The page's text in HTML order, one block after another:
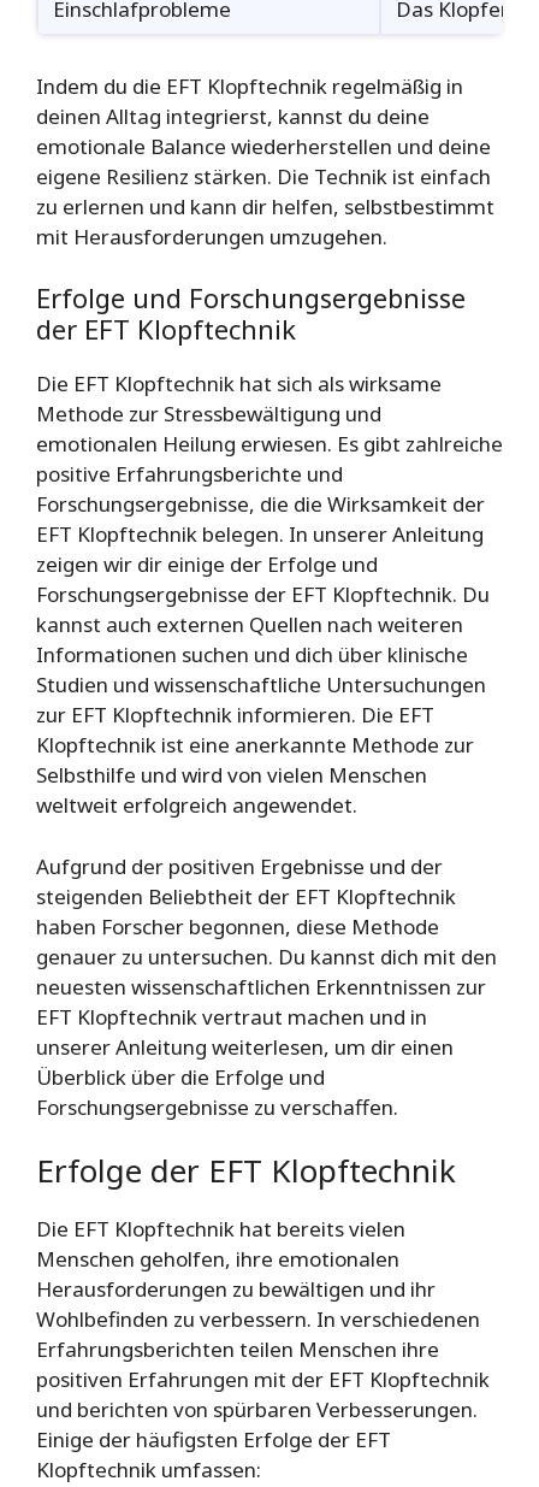
Einschlafprobleme
Das Klopfen
Indem du die EFT Klopftechnik regelmäßig in
deinen Alltag integrierst, kannst du deine
emotionale Balance wiederherstellen und deine
eigene Resilienz stärken. Die Technik ist einfach
zu erlernen und kann dir helfen, selbstbestimmt
mit Herausforderungen umzugehen.
Erfolge und Forschungsergebnisse
der EFT Klopftechnik
Die EFT Klopftechnik hat sich als wirksame
Methode zur Stressbewältigung und
emotionalen Heilung erwiesen. Es gibt zahlreiche
positive Erfahrungsberichte und
Forschungsergebnisse, die die Wirksamkeit der
EFT Klopftechnik belegen. In unserer Anleitung
zeigen wir dir einige der Erfolge und
Forschungsergebnisse der EFT Klopftechnik. Du
kannst auch externen Quellen nach weiteren
Informationen suchen und dich über klinische
Studien und wissenschaftliche Untersuchungen
zur EFT Klopftechnik informieren. Die EFT
Klopftechnik ist eine anerkannte Methode zur
Selbsthilfe und wird von vielen Menschen
weltweit erfolgreich angewendet.
Aufgrund der positiven Ergebnisse und der
steigenden Beliebtheit der EFT Klopftechnik
haben Forscher begonnen, diese Methode
genauer zu untersuchen. Du kannst dich mit den
neuesten wissenschaftlichen Erkenntnissen zur
EFT Klopftechnik vertraut machen und in
unserer Anleitung weiterlesen, um dir einen
Überblick über die Erfolge und
Forschungsergebnisse zu verschaffen.
Erfolge der EFT Klopftechnik
Die EFT Klopftechnik hat bereits vielen
Menschen geholfen, ihre emotionalen
Herausforderungen zu bewältigen und ihr
Wohlbefinden zu verbessern. In verschiedenen
Erfahrungsberichten teilen Menschen ihre
positiven Erfahrungen mit der EFT Klopftechnik
und berichten von spürbaren Verbesserungen.
Einige der häufigsten Erfolge der EFT
Klopftechnik umfassen: